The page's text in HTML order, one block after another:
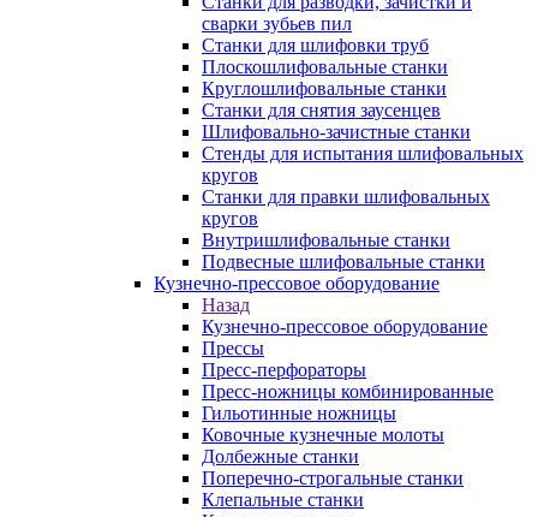
сварки зубьев пил
Станки для шлифовки труб
Плоскошлифовальные станки
Круглошлифовальные станки
Станки для снятия заусенцев
Шлифовально-зачистные станки
Стенды для испытания шлифовальных
кругов
Станки для правки шлифовальных
кругов
Внутришлифовальные станки
Подвесные шлифовальные станки
Кузнечно-прессовое оборудование
Назад
Кузнечно-прессовое оборудование
Прессы
Пресс-перфораторы
Пресс-ножницы комбинированные
Гильотинные ножницы
Ковочные кузнечные молоты
Долбежные станки
Поперечно-строгальные станки
Клепальные станки